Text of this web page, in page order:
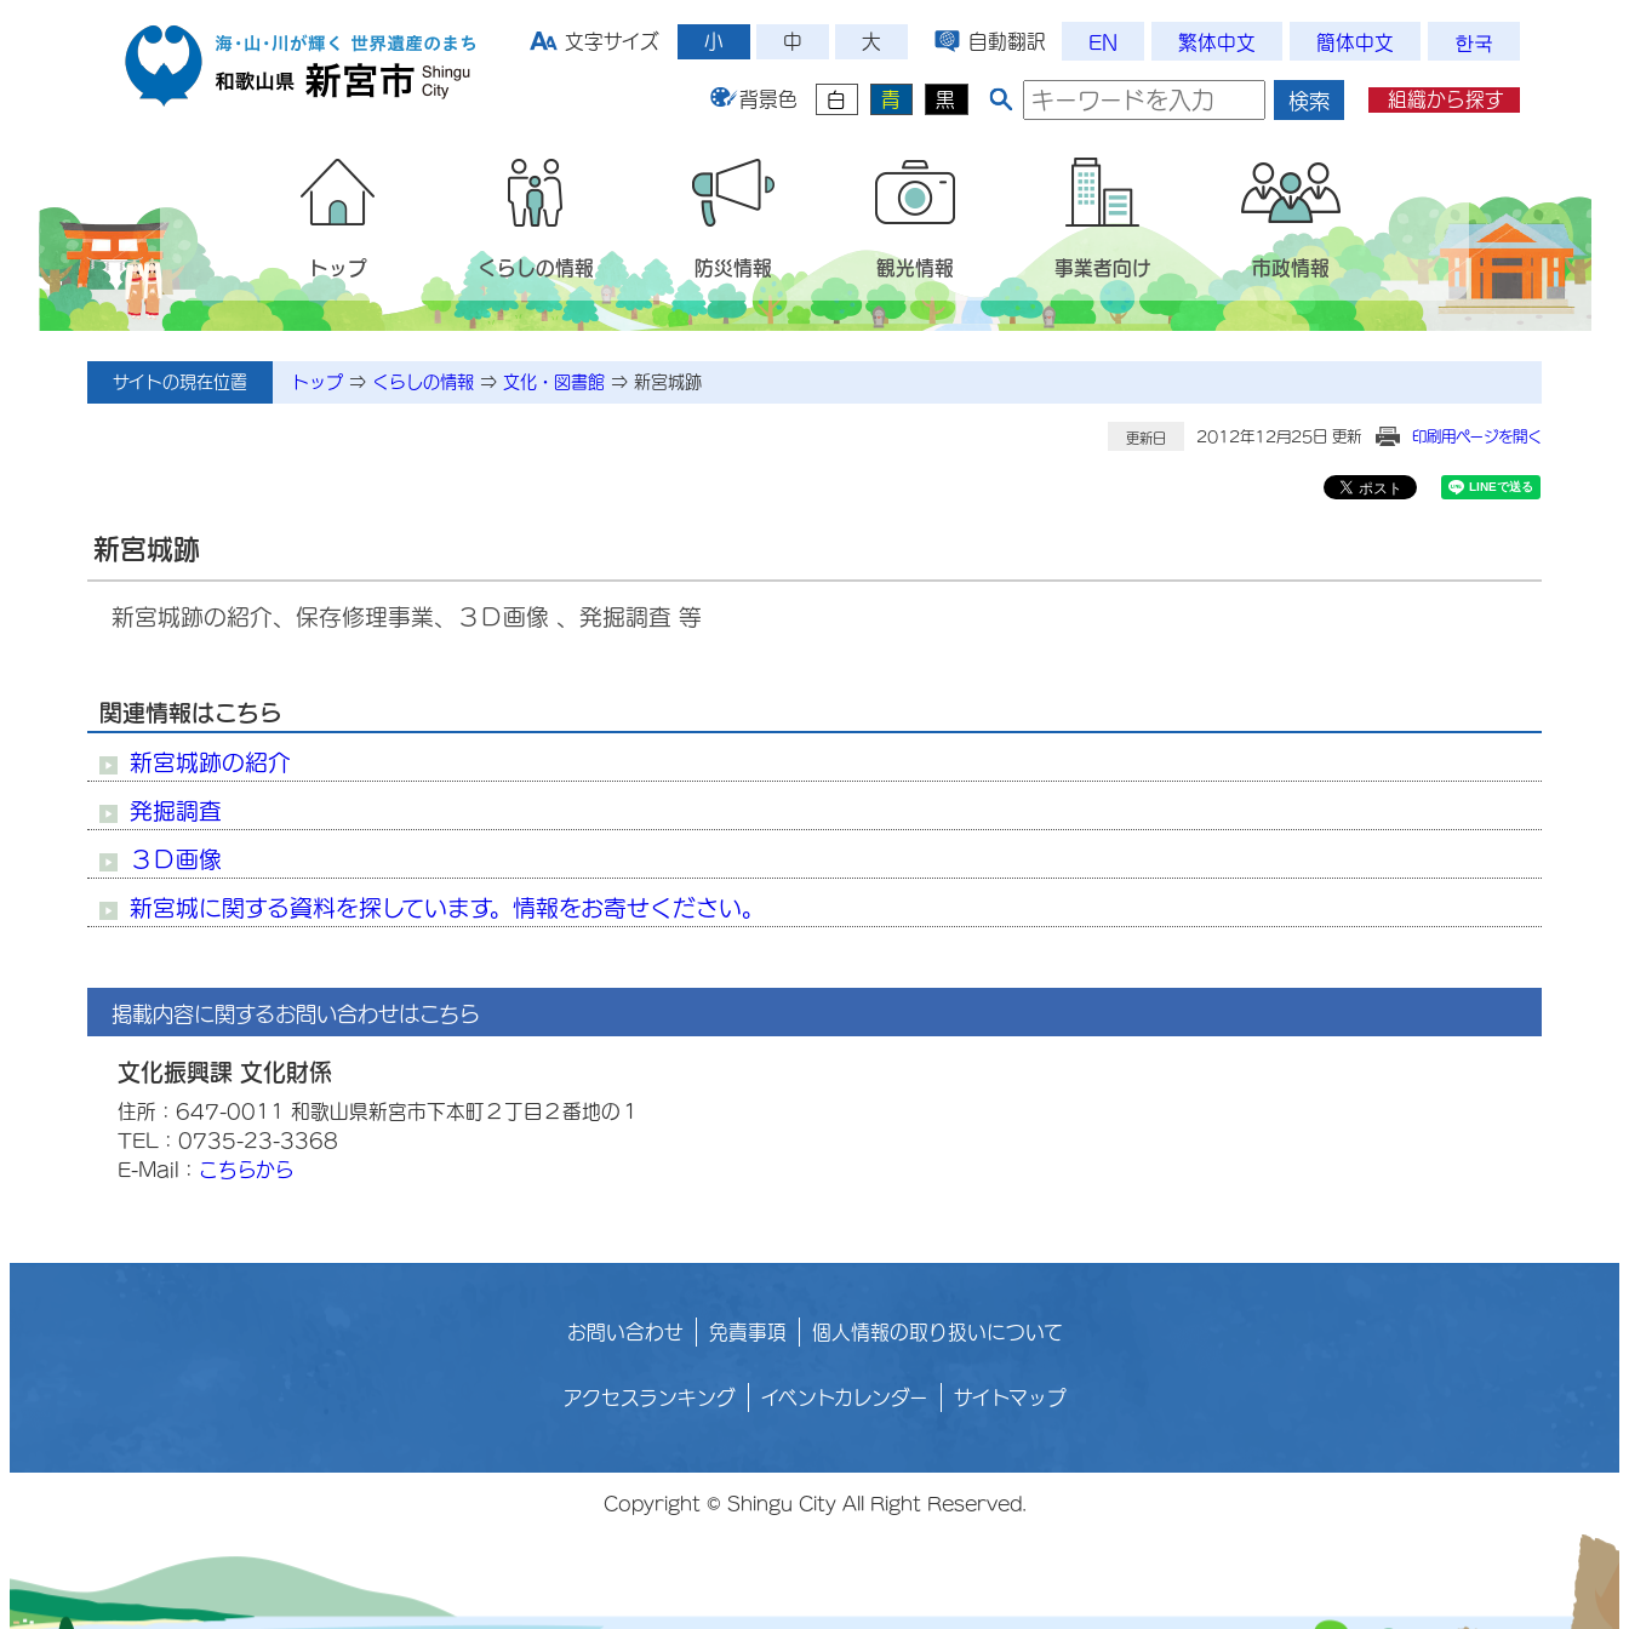
文字サイズ
小 中 大 自動翻訳 EN 繁体中文 簡体中文 한국
背景色 白 青 黒 検索 組織から探す
トップ くらしの情報 防災情報 観光情報 事業者向け 市政情報
サイトの現在位置 トップ ⇒ くらしの情報 ⇒ 文化・図書館 ⇒ 新宮城跡
更新日 2012年12月25日 更新 印刷用ページを開く
新宮城跡
新宮城跡の紹介、保存修理事業、３Ｄ画像 、発掘調査 等
関連情報はこちら
新宮城跡の紹介
発掘調査
３Ｄ画像
新宮城に関する資料を探しています。情報をお寄せください。
掲載内容に関するお問い合わせはこちら
文化振興課 文化財係
住所：647-0011 和歌山県新宮市下本町２丁目２番地の１
TEL：0735-23-3368
E-Mail： こちらから
お問い合わせ 免責事項 個人情報の取り扱いについて
アクセスランキング イベントカレンダー サイトマップ
Copyright © Shingu City All Right Reserved.